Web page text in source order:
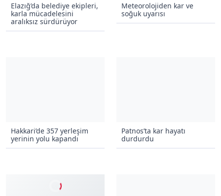
Elazığ’da belediye ekipleri,
karla mücadelesini
aralıksız sürdürüyor
Meteorolojiden kar ve
soğuk uyarısı
Hakkari’de 357 yerleşim
yerinin yolu kapandı
Patnos’ta kar hayatı
durdurdu